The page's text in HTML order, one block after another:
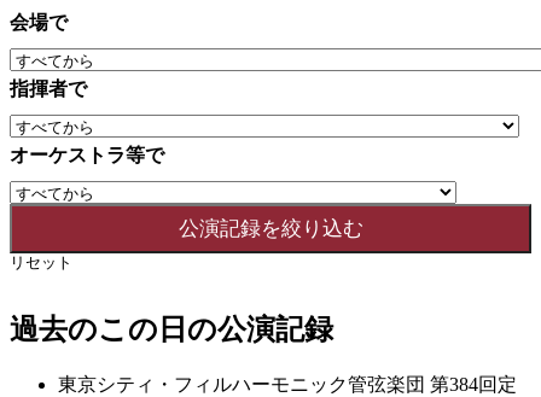
会場で
指揮者で
オーケストラ等で
リセット
過去のこの日の公演記録
東京シティ・フィルハーモニック管弦楽団 第384回定